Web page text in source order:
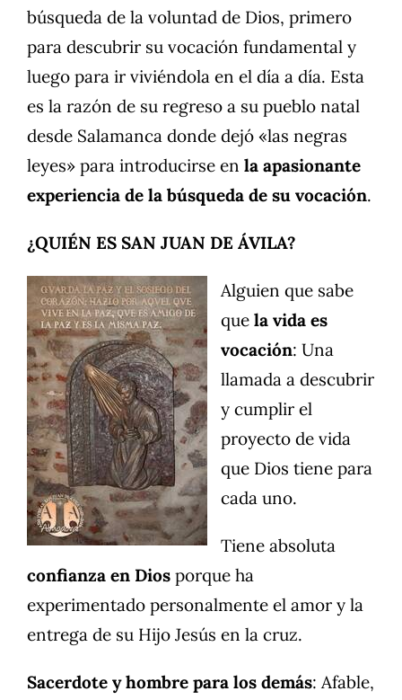
búsqueda de la voluntad de Dios, primero
para descubrir su vocación fundamental y
luego para ir viviéndola en el día a día. Esta
es la razón de su regreso a su pueblo natal
desde Salamanca donde dejó «las negras
leyes» para introducirse en la apasionante
experiencia de la búsqueda de su vocación.
¿QUIÉN ES SAN JUAN DE ÁVILA?
Alguien que sabe
que la vida es
vocación: Una
llamada a descubrir
y cumplir el
proyecto de vida
que Dios tiene para
cada uno.
Tiene absoluta
confianza en Dios porque ha
experimentado personalmente el amor y la
entrega de su Hijo Jesús en la cruz.
Sacerdote y hombre para los demás: Afable,